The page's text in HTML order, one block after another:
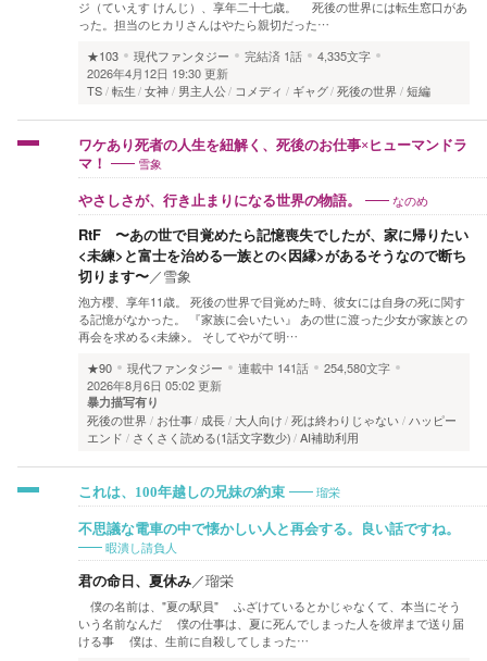
ジ（ていえす けんじ）、享年二十七歳。 死後の世界には転生窓口があ
った。担当のヒカリさんはやたら親切だった…
★103
現代ファンタジー 完結済 1話
4,335文字
2026年4月12日 19:30 更新
TS 転生 女神 男主人公 コメディ ギャグ 死後の世界 短編
ワケあり死者の人生を紐解く、死後のお仕事×ヒューマンドラ
マ！
雪象
やさしさが、行き止まりになる世界の物語。 なのめ
RtF 〜あの世で目覚めたら記憶喪失でしたが、家に帰りたい
<未練>と富士を治める一族との<因縁>があるそうなので断ち
切ります〜／雪象
泡方櫻、享年11歳。 死後の世界で目覚めた時、彼女には自身の死に関す
る記憶がなかった。 『家族に会いたい』 あの世に渡った少女が家族との
再会を求める<未練>。 そしてやがて明…
★90
現代ファンタジー 連載中 141話
254,580文字
2026年8月6日 05:02 更新
暴力描写有り
死後の世界 お仕事 成長 大人向け 死は終わりじゃない ハッピー
エンド
さくさく読める(1話文字数少) AI補助利用
これは、100年越しの兄妹の約束 瑠栄
不思議な電車の中で懐かしい人と再会する。良い話ですね。
暇潰し請負人
君の命日、夏休み／瑠栄
僕の名前は、"夏の駅員" ふざけているとかじゃなくて、本当にそう
いう名前なんだ 僕の仕事は、夏に死んでしまった人を彼岸まで送り届
ける事 僕は、生前に自殺してしまった…